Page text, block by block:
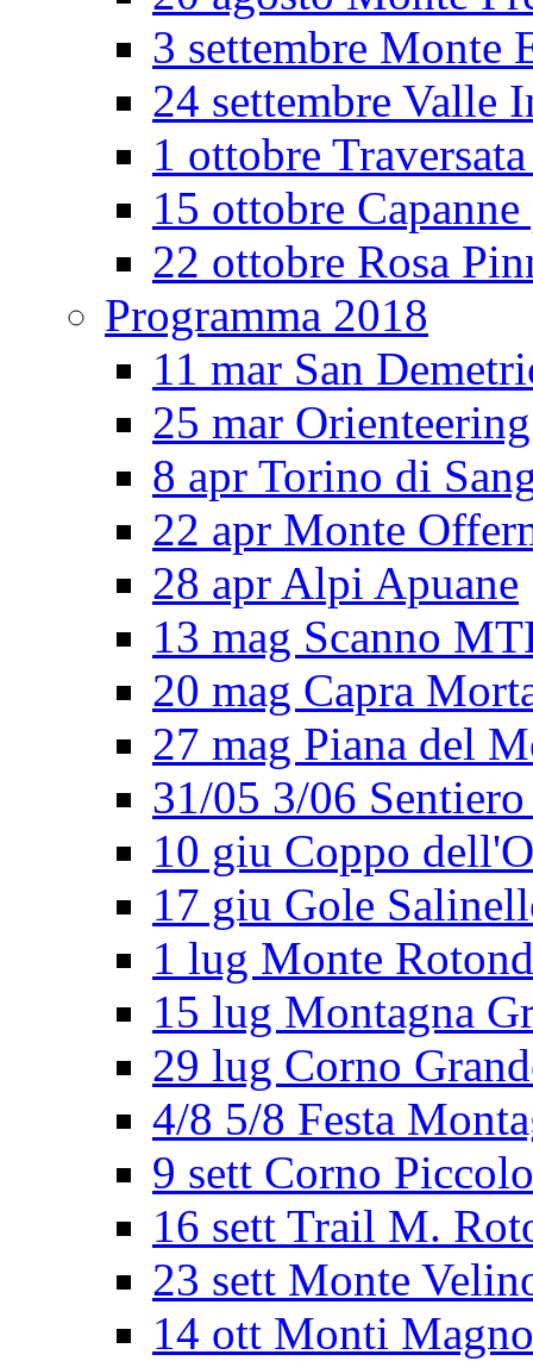
3 settembre Monte
24 settembre Valle
1 ottobre
15 ottobre
22 ottobre Rosa
Programma 2018
11 mar San
25 mar
8 apr Torino di
22 apr Monte
28 apr Alpi Apuane
13 mag Scanno
20 mag Capra
27 mag Piana del
31/05 3/06
10 giu Coppo
17 giu Gole
1 lug Monte
15 lug Montagna
29 lug Corno
4/8 5/8 Festa
9 sett Corno Piccolo
16 sett Trail M.
23 sett Monte
14 ott Monti